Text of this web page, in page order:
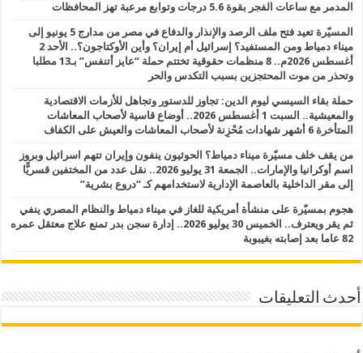
المدمر مع ساعات الفجر بقوة 5.6 درجات وتوابع مرعبة تهز المحافظات
المسيّرة تعيد فتح ملف الرصد والإنذار والدفاع في مصر من مدارج 5 يونيو إلى
ميناء دمياط ومن المستفيد؟ إسرائيل أم إيران؟ وأين الأوكتاجون؟.. الأحد 2
أغسطس 2026م.. 8 منظمات حقوقية تختتم حملة “عايز أتنفس” بـ13 مطلبا
وتحذر من موت المحتجزين بسبب التكدس والحر
حملة بقاء السيسي ليوم الدين: تجاوز للدستور وتجاهل للأزمات الاقتصادية
والمعيشية.. السبت 1 أغسطس 2026.. أوضاع قاسية لأصحاب المعاشات
المتأخرة 6 أشهر شهادات مُحْزِنة لأصحاب المعاشات والعيش على الكفاف
من يقف خلف مسيّرة ميناء دمياط؟ الحوثيون ينفون وإيران تتهم اسرائيل وبروز
اسم أوكرانيا والإمارات.. الجمعة 31 يوليو 2026.. نقل عدد من المختفين قسريًّا
إلى مقر الداخلية بالعاصمة الإدارية لاستخدامهم كـ “دروع بشرية”
هجوم بمسيّرة على منشأة أمريكية للغاز في ميناء دمياط والنظام المصري ينفي
ثم يقر ويعترف.. الخميس 30 يوليو 2026.. إدارة سجن بدر تمنع علاج معتقل عمره
82 عاما بعد إصابته بغيبوبة
أحدث التعليقات